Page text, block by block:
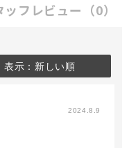
ッフレビュー （0）
表示：新しい順
2024.8.9